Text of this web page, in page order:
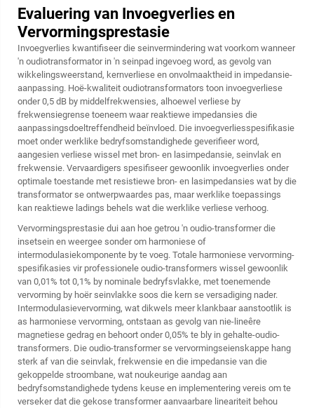
Evaluering van Invoegverlies en
Vervormingsprestasie
Invoegverlies kwantifiseer die seinvermindering wat voorkom wanneer
'n oudiotransformator in 'n seinpad ingevoeg word, as gevolg van
wikkelingsweerstand, kernverliese en onvolmaaktheid in impedansie-
aanpassing. Hoë-kwaliteit oudiotransformators toon invoegverliese
onder 0,5 dB by middelfrekwensies, alhoewel verliese by
frekwensiegrense toeneem waar reaktiewe impedansies die
aanpassingsdoeltreffendheid beïnvloed. Die invoegverliesspesifikasie
moet onder werklike bedryfsomstandighede geverifieer word,
aangesien verliese wissel met bron- en lasimpedansie, seinvlak en
frekwensie. Vervaardigers spesifiseer gewoonlik invoegverlies onder
optimale toestande met resistiewe bron- en lasimpedansies wat by die
transformator se ontwerpwaardes pas, maar werklike toepassings
kan reaktiewe ladings behels wat die werklike verliese verhoog.
Vervormingsprestasie dui aan hoe getrou 'n oudio-transformer die
insetsein en weergee sonder om harmoniese of
intermodulasiekomponente by te voeg. Totale harmoniese vervorming-
spesifikasies vir professionele oudio-transformers wissel gewoonlik
van 0,01% tot 0,1% by nominale bedryfsvlakke, met toenemende
vervorming by hoër seinvlakke soos die kern se versadiging nader.
Intermodulasievervorming, wat dikwels meer klankbaar aanstootlik is
as harmoniese vervorming, ontstaan as gevolg van nie-lineêre
magnetiese gedrag en behoort onder 0,05% te bly in gehalte-oudio-
transformers. Die oudio-transformer se vervormingseienskappe hang
sterk af van die seinvlak, frekwensie en die impedansie van die
gekoppelde stroombane, wat noukeurige aandag aan
bedryfsomstandighede tydens keuse en implementering vereis om te
verseker dat die gekose transformer aanvaarbare lineariteit behou